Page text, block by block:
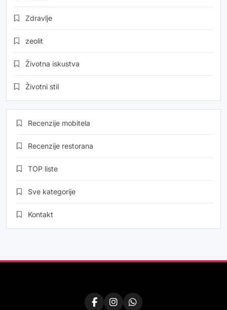
Zdravlje
zeolit
Životna iskustva
Životni stil
Recenzije mobitela
Recenzije restorana
TOP liste
Sve kategorije
Kontakt